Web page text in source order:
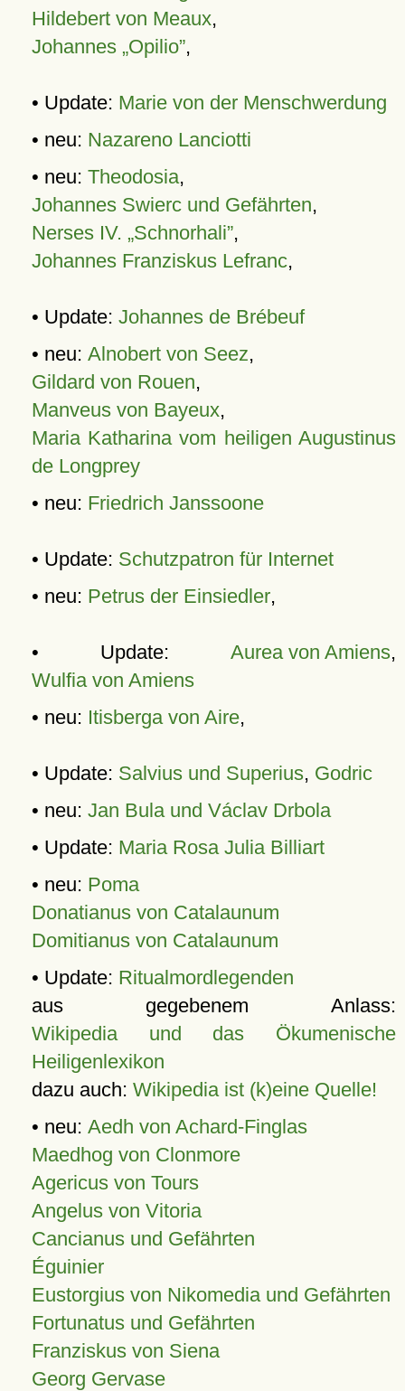
Hildebert von Meaux,
Johannes „Opilio”,
• Update: Marie von der Menschwerdung
• neu: Nazareno Lanciotti
• neu: Theodosia,
Johannes Swierc und Gefährten,
Nerses IV. „Schnorhali”,
Johannes Franziskus Lefranc,
• Update: Johannes de Brébeuf
• neu: Alnobert von Seez,
Gildard von Rouen,
Manveus von Bayeux,
Maria Katharina vom heiligen Augustinus
de Longprey
• neu: Friedrich Janssoone
• Update: Schutzpatron für Internet
• neu: Petrus der Einsiedler,
• Update: Aurea von Amiens,
Wulfia von Amiens
• neu: Itisberga von Aire,
• Update: Salvius und Superius, Godric
• neu: Jan Bula und Václav Drbola
• Update: Maria Rosa Julia Billiart
• neu: Poma
Donatianus von Catalaunum
Domitianus von Catalaunum
• Update: Ritualmordlegenden
aus gegebenem Anlass:
Wikipedia und das Ökumenische
Heiligenlexikon
dazu auch: Wikipedia ist (k)eine Quelle!
• neu: Aedh von Achard-Finglas
Maedhog von Clonmore
Agericus von Tours
Angelus von Vitoria
Cancianus und Gefährten
Éguinier
Eustorgius von Nikomedia und Gefährten
Fortunatus und Gefährten
Franziskus von Siena
Georg Gervase